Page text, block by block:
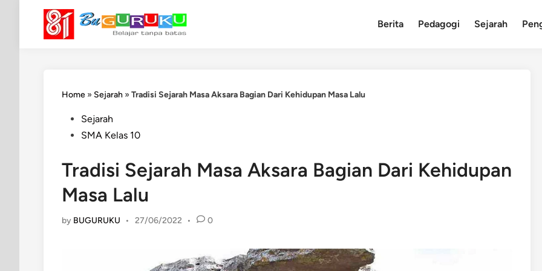
content
Berita Pedagogi Sejarah
Home » Sejarah »Tradisi Sejarah Masa Aksara Bagian Dari Kehidupan Masa Lalu
PostedSejarah
SMA Kelas 10
Tradisi Sejarah Masa Aksara Bagian Dari Kehidupan
Masa Lalu
by BUGURUKU • 27/06/2022 • 0